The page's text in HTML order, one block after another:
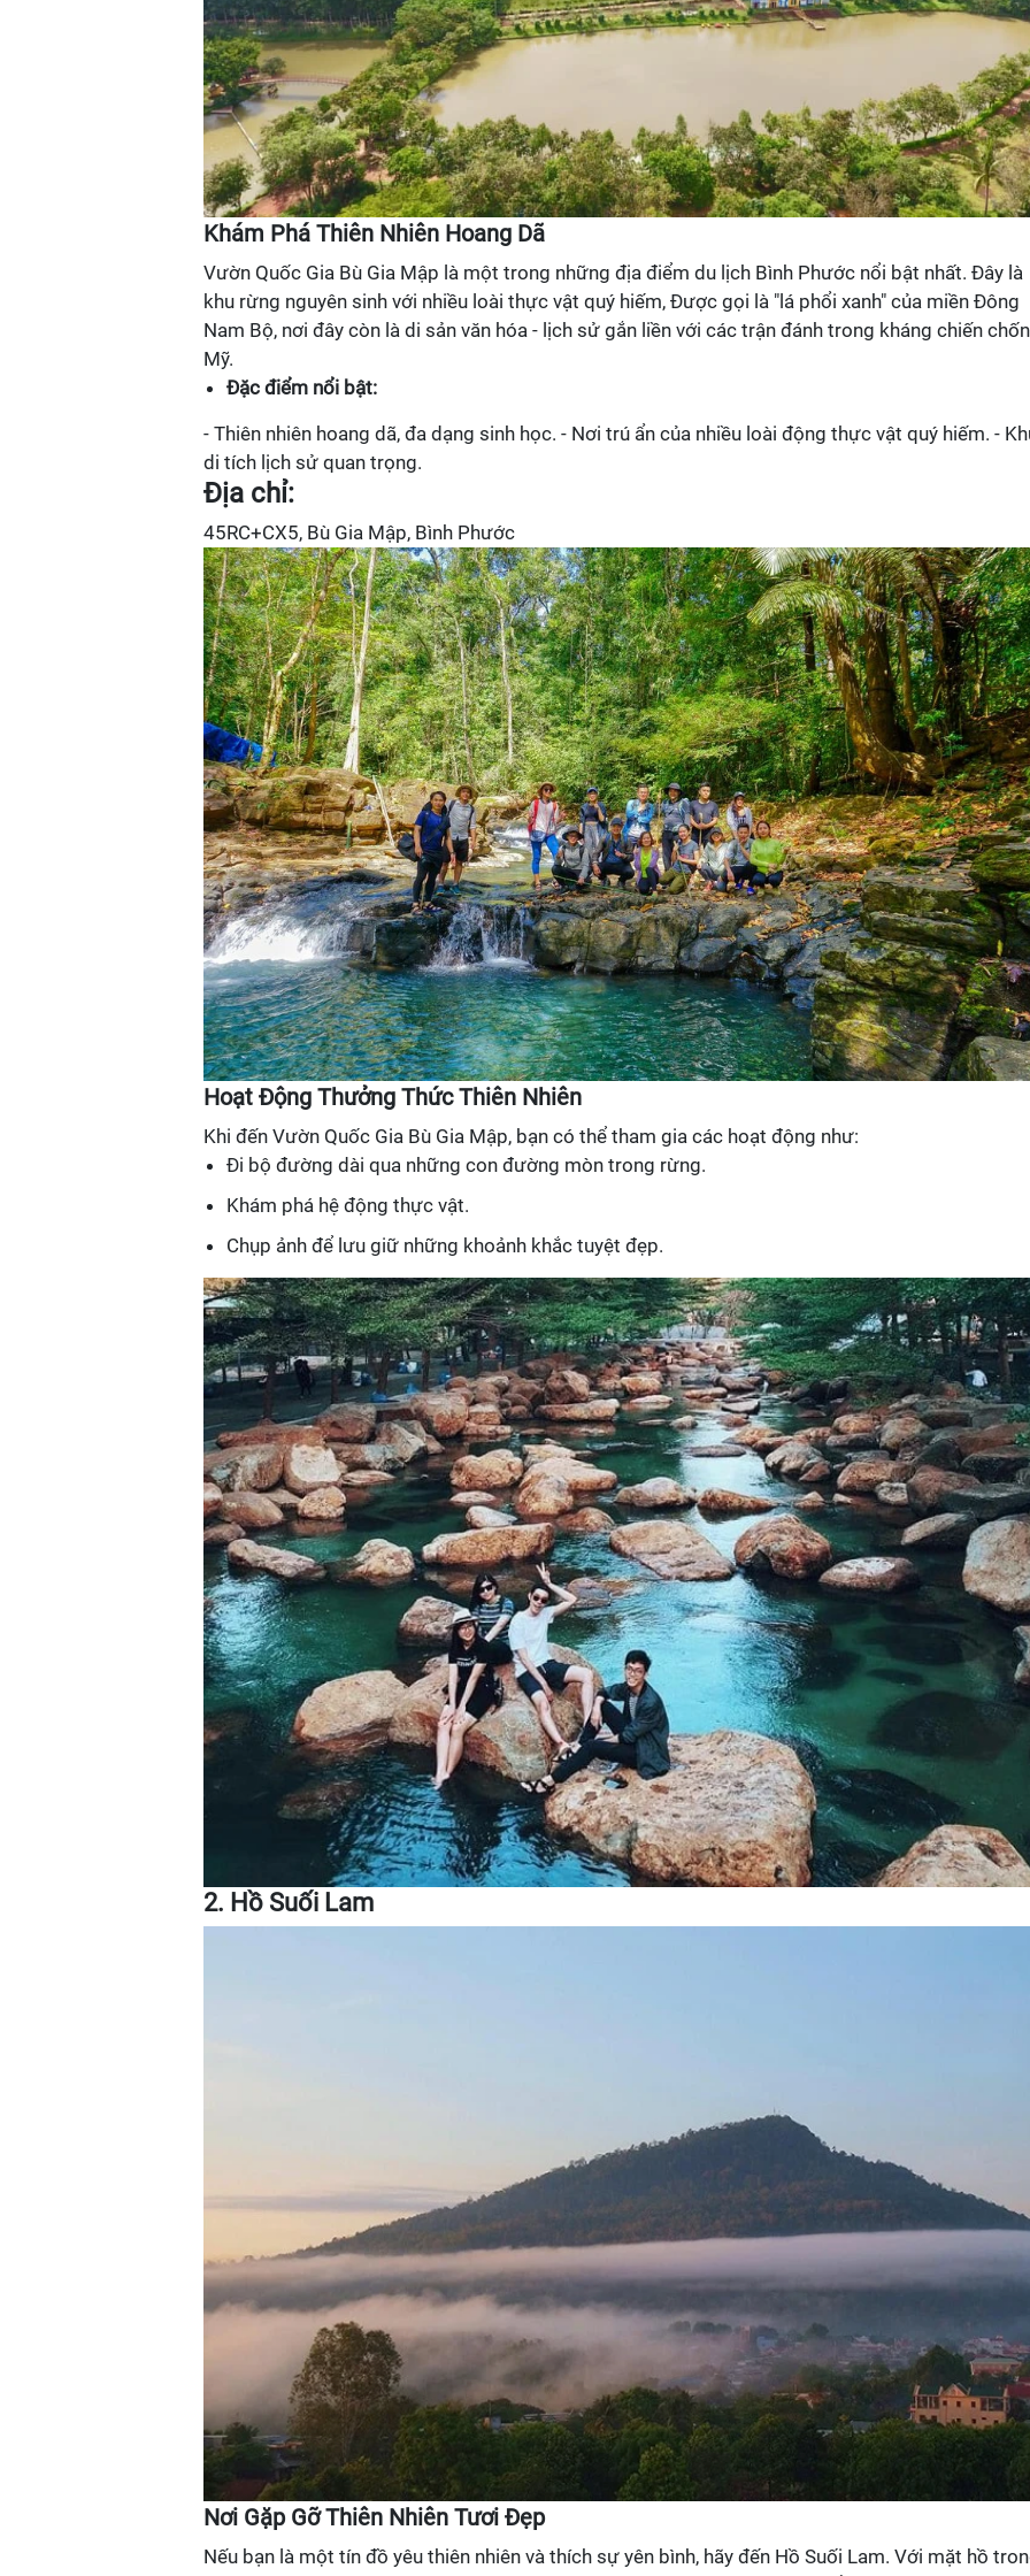
Khám Phá Thiên Nhiên Hoang Dã
Vườn Quốc Gia Bù Gia Mập là một trong những địa điểm du lịch Bình Phước nổi bật nhất. Đây là
khu rừng nguyên sinh với nhiều loài thực vật quý hiếm, Được gọi là "lá phổi xanh" của miền Đông
Nam Bộ, nơi đây còn là di sản văn hóa - lịch sử gắn liền với các trận đánh trong kháng chiến
Mỹ.
Đặc điểm nổi bật:
- Thiên nhiên hoang dã, đa dạng sinh học. - Nơi trú ẩn của nhiều loài động thực vật quý hiếm. -
di tích lịch sử quan trọng.
Địa chỉ:
45RC+CX5, Bù Gia Mập, Bình Phước
Hoạt Động Thưởng Thức Thiên Nhiên
Khi đến Vườn Quốc Gia Bù Gia Mập, bạn có thể tham gia các hoạt động như:
Đi bộ đường dài qua những con đường mòn trong rừng.
Khám phá hệ động thực vật.
Chụp ảnh để lưu giữ những khoảnh khắc tuyệt đẹp.
2. Hồ Suối Lam
Nơi Gặp Gỡ Thiên Nhiên Tươi Đẹp
Nếu bạn là một tín đồ yêu thiên nhiên và thích sự yên bình, hãy đến Hồ Suối Lam. Với mặt hồ